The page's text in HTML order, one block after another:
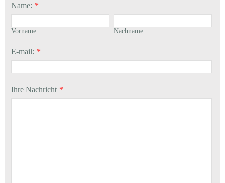
Name: *
Vorname Nachname
E-mail: *
Ihre Nachricht *